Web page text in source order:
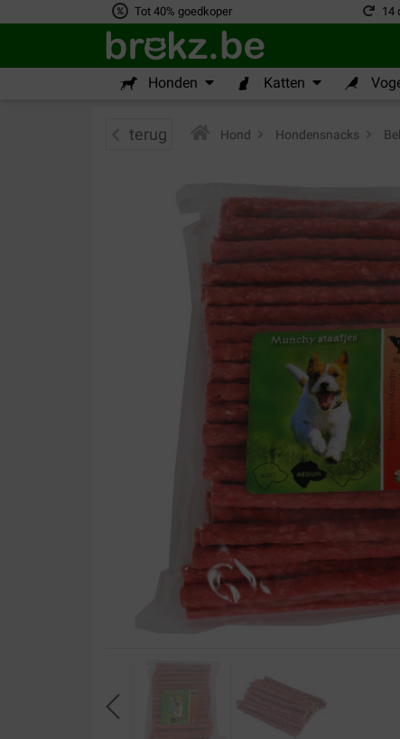
Tot 40% goedkoper 14
Honden Katten
terug Hond Hondensnacks